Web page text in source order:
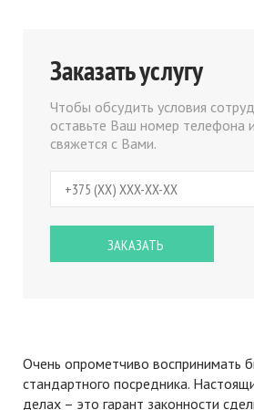
Заказать услугу
Чтобы обсудить условия
оставьте Ваш номер телефона
свяжется с Вами.
Очень опрометчиво воспринимать
стандартного посредника.
делах – это гарант законности